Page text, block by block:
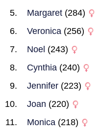
Margaret (284)
Veronica (256)
Noel (243)
Cynthia (240)
Jennifer (223)
Joan (220)
Monica (218)